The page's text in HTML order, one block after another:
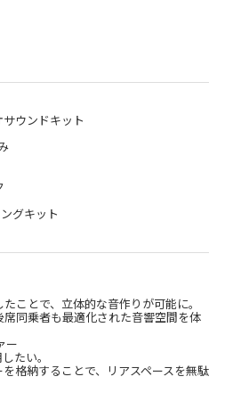
ウンドキット
グキット
とで、立体的な音作りが可能に。
同乗者も最適化された音響空間を体
ー
たい。
納することで、リアスペースを無駄